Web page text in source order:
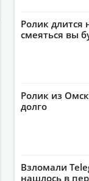
Ролик длится
смеяться вы
Ролик из
долго
Взломали
нашлось в